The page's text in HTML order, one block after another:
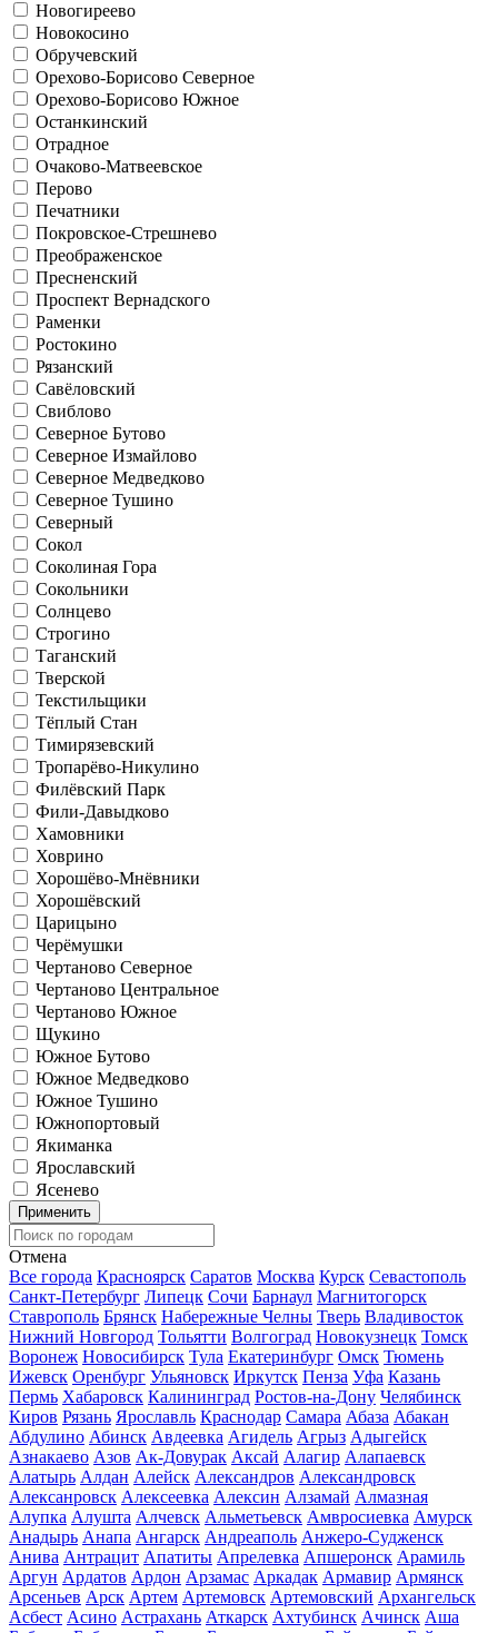
Новогиреево
Новокосино
Обручевский
Орехово-Борисово Северное
Орехово-Борисово Южное
Останкинский
Отрадное
Очаково-Матвеевское
Перово
Печатники
Покровское-Стрешнево
Преображенское
Пресненский
Проспект Вернадского
Раменки
Ростокино
Рязанский
Савёловский
Свиблово
Северное Бутово
Северное Измайлово
Северное Медведково
Северное Тушино
Северный
Сокол
Соколиная Гора
Сокольники
Солнцево
Строгино
Таганский
Тверской
Текстильщики
Тёплый Стан
Тимирязевский
Тропарёво-Никулино
Филёвский Парк
Фили-Давыдково
Хамовники
Ховрино
Хорошёво-Мнёвники
Хорошёвский
Царицыно
Черёмушки
Чертаново Северное
Чертаново Центральное
Чертаново Южное
Щукино
Южное Бутово
Южное Медведково
Южное Тушино
Южнопортовый
Якиманка
Ярославский
Ясенево
Применить
Отмена
Все города Красноярск Саратов Москва Курск Севастополь
Санкт-Петербург Липецк Сочи Барнаул Магнитогорск
Ставрополь Брянск Набережные Челны Тверь Владивосток
Нижний Новгород Тольятти Волгоград Новокузнецк Томск
Воронеж Новосибирск Тула Екатеринбург Омск Тюмень
Ижевск Оренбург Ульяновск Иркутск Пенза Уфа Казань
Пермь Хабаровск Калининград Ростов-на-Дону Челябинск
Киров Рязань Ярославль Краснодар Самара Абаза Абакан
Абдулино Абинск Авдеевка Агидель Агрыз Адыгейск
Азнакаево Азов Ак-Довурак Аксай Алагир Алапаевск
Алатырь Алдан Алейск Александров Александровск
Алексанровск Алексеевка Алексин Алзамай Алмазная
Алупка Алушта Алчевск Альметьевск Амвросиевка Амурск
Анадырь Анапа Ангарск Андреаполь Анжеро-Судженск
Анива Антрацит Апатиты Апрелевка Апшеронск Арамиль
Аргун Ардатов Ардон Арзамас Аркадак Армавир Армянск
Арсеньев Арск Артем Артемовск Артемовский Архангельск
Асбест Асино Астрахань Аткарск Ахтубинск Ачинск Аша